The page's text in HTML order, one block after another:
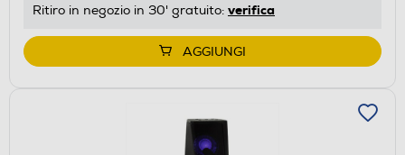
Ritiro in negozio in 30' gratuito: verifica
AGGIUNGI